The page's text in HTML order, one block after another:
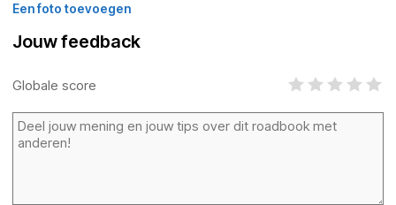
Een foto toevoegen
Jouw feedback
Globale score